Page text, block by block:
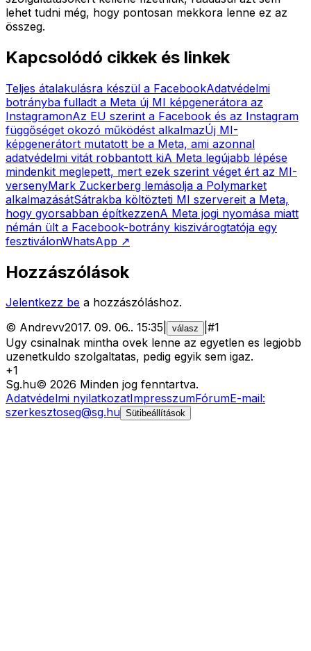
lehet tudni még, hogy pontosan mekkora lenne ez az
összeg.
Kapcsolódó cikkek és linkek
Teljes átalakulásra készül a FacebookAdatvédelmi
botrányba fulladt a Meta új MI képgenerátora az
InstagramonAz EU szerint a Facebook és az Instagram
függőséget okozó működést alkalmazÚj MI-
képgenerátort mutatott be a Meta, ami azonnal
adatvédelmi vitát robbantott kiA Meta legújabb lépése
mindenkit meglepett, mert ezek szerint véget ért az MI-
versenyMark Zuckerberg lemásolja a Polymarket
alkalmazásátSátrakba költözteti MI szervereit a Meta,
hogy gyorsabban építkezzenA Meta jogi nyomása miatt
némán ült a Facebook-botrány kiszivárogtatója egy
fesztiválonWhatsApp ↗
Hozzászólások
Jelentkezz be a hozzászóláshoz.
© Andrevv2017. 09. 06.. 15:35 válasz #1
Ugy csinalnak mintha ovek lenne az egyetlen es legjobb
uzenetkuldo szolgaltatas, pedig egyik sem igaz.
+1
Sg.hu© 2026 Minden jog fenntartva.
Adatvédelmi nyilatkozatImpresszumFórumE-mail:
szerkesztoseg@sg.hu Sütibeállítások